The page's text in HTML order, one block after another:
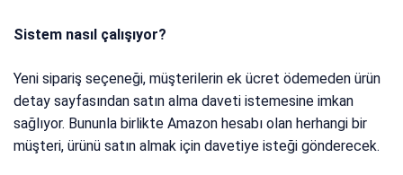
Sistem nasıl çalışıyor?
Yeni sipariş seçeneği, müşterilerin ek ücret ödemeden ürün
detay sayfasından satın alma daveti istemesine imkan
sağlıyor. Bununla birlikte Amazon hesabı olan herhangi bir
müşteri, ürünü satın almak için davetiye isteği gönderecek.